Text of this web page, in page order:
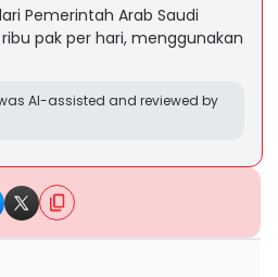
Pemerintah Arab Saudi
pak per hari, menggunakan
AI-assisted and reviewed by